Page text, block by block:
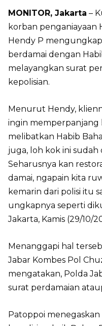
MONITOR, Jakarta –
korban penganiayaan
Hendy P
berdamai dengan
melayangkan surat
kepolisian.
Menurut Hendy,
ingin memperpanjang
melibatkan Habib
juga, loh kok ini sudah
Seharusnya kan
damai, ngapain kita
kemarin dari polisi itu
ungkapnya seperti
Jakarta, Kamis (29/10/
Menanggapi hal
Jabar Kombes Pol
mengatakan, Polda
surat perdamaian
Patoppoi menegaskan